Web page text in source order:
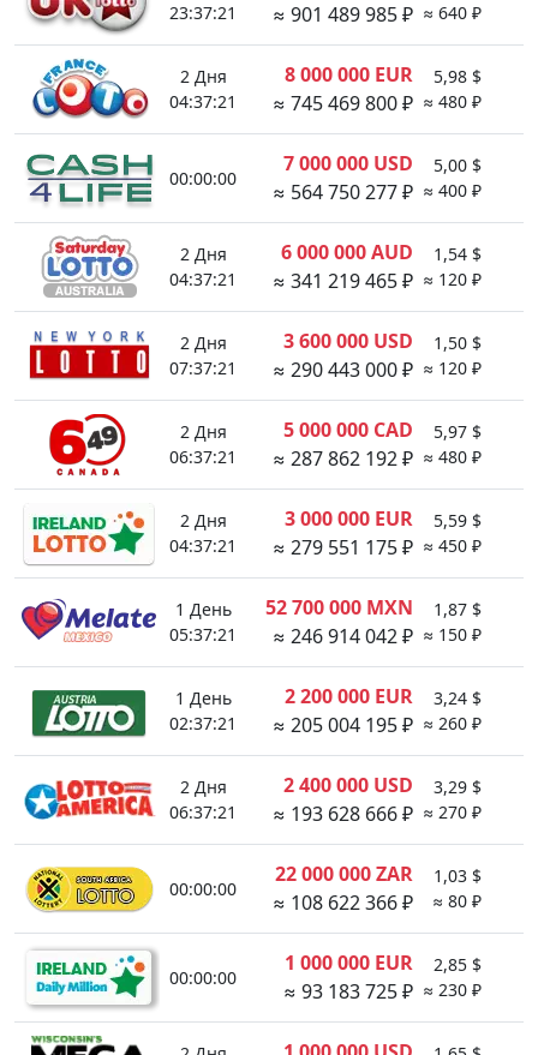
23:37:21
≈ 901 489 985 ₽ ≈ 640 ₽
2 Дня
04:37:21
8 000 000 EUR
≈ 745 469 800 ₽
5,98 $
≈ 480 ₽
00:00:00
7 000 000 USD
≈ 564 750 277 ₽
5,00 $
≈ 400 ₽
2 Дня
04:37:21
6 000 000 AUD
≈ 341 219 465 ₽
1,54 $
≈ 120 ₽
2 Дня
07:37:21
3 600 000 USD
≈ 290 443 000 ₽
1,50 $
≈ 120 ₽
2 Дня
06:37:21
5 000 000 CAD
≈ 287 862 192 ₽
5,97 $
≈ 480 ₽
2 Дня
04:37:21
3 000 000 EUR
≈ 279 551 175 ₽
5,59 $
≈ 450 ₽
1 День
05:37:21
52 700 000 MXN
≈ 246 914 042 ₽
1,87 $
≈ 150 ₽
1 День
02:37:21
2 200 000 EUR
≈ 205 004 195 ₽
3,24 $
≈ 260 ₽
2 Дня
06:37:21
2 400 000 USD
≈ 193 628 666 ₽
3,29 $
≈ 270 ₽
00:00:00
22 000 000 ZAR
≈ 108 622 366 ₽
1,03 $
≈ 80 ₽
00:00:00
1 000 000 EUR
≈ 93 183 725 ₽
2,85 $
≈ 230 ₽